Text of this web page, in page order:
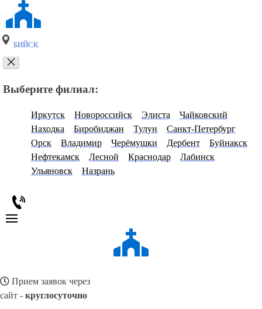
БИЙСК
Выберите филиал:
Иркутск Новороссийск Элиста
Чайковский
Находка
Биробиджан Тулун
Санкт-Петербург
Орск
Владимир Черёмушки Дербент
Буйнакск
Нефтекамск
Лесной Краснодар
Лабинск
Ульяновск
Назрань
Прием заявок через
сайт - круглосуточно